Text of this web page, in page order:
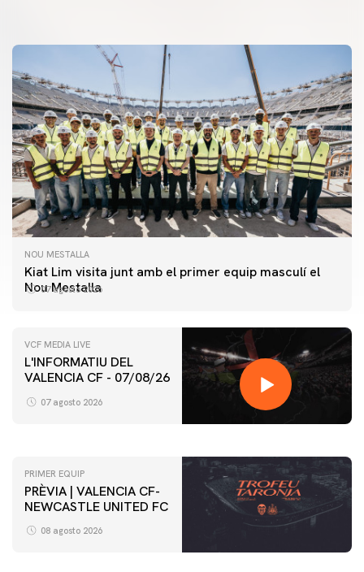
NOU MESTALLA
Kiat Lim visita junt amb el primer equip masculí el
Nou Mestalla
07 agosto 2026
VCF MEDIA LIVE
L'INFORMATIU DEL
VALENCIA CF - 07/08/26
07 agosto 2026
PRIMER EQUIP
ENTRENAMENT DEL VALENCIA CF 7/8/2026
PRIMER EQUIP
PRÈVIA | VALENCIA CF-
NEWCASTLE UNITED FC
08 agosto 2026